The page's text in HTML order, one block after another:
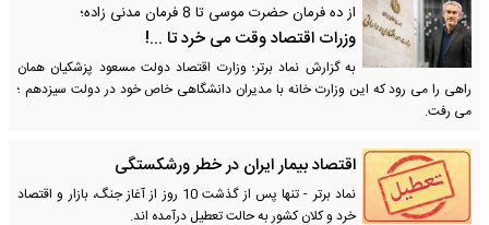
از ده فرمان حضرت موسی تا 8 فرمان مدنی زاده؛
وزرات اقتصاد وقت می خرد تا ...!
به گزارش نماد برتر؛ وزارت اقتصاد دولت مسعود پزشکیان همان
راهی را می رود که این وزارت خانه با مدیران دانشگاهی خاص خود در دولت سیزدهم ؛
می رفت.
اقتصاد بیمار ایران در خطر ورشکستگی
نماد برتر - تنها پس از گذشت 10 روز از آغاز جنگ، بازار و اقتصاد
خرد و کلان کشور به حالت تعطیل درآمده اند.